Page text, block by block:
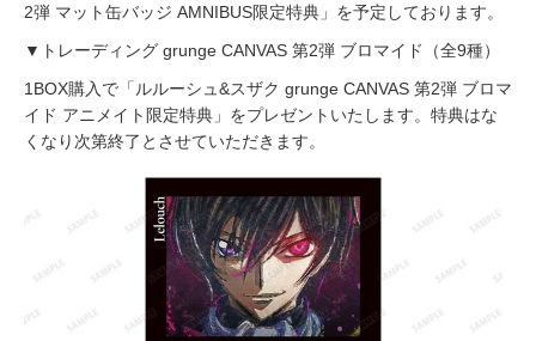
2弾 マット缶バッジ AMNIBUS限定特典」を予定しております。
▼トレーディング grunge CANVAS 第2弾 ブロマイド（全9種）
1BOX購入で「ルルーシュ&スザク grunge CANVAS 第2弾 ブロマ
イド アニメイト限定特典」をプレゼントいたします。特典はな
くなり次第終了とさせていただきます。